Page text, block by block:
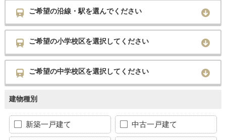
ご希望の沿線・駅を選んでください
ご希望の小学校区を選択してください
ご希望の中学校区を選択してください
建物種別
新築一戸建て 中古一戸建て